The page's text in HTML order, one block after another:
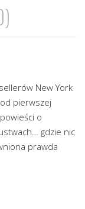
New York
pierwszej
o
gdzie nic
prawda